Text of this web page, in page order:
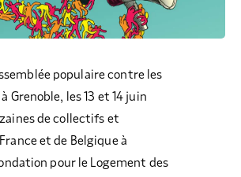
populaire contre les
Grenoble, les 13 et 14 juin
de collectifs et
et de Belgique à
pour le Logement des